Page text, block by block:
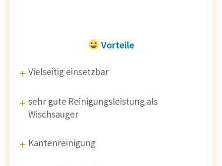
Vorteile
Vielseitig einsetzbar
sehr gute Reinigungsleistung als
Wischsauger
Kantenreinigung